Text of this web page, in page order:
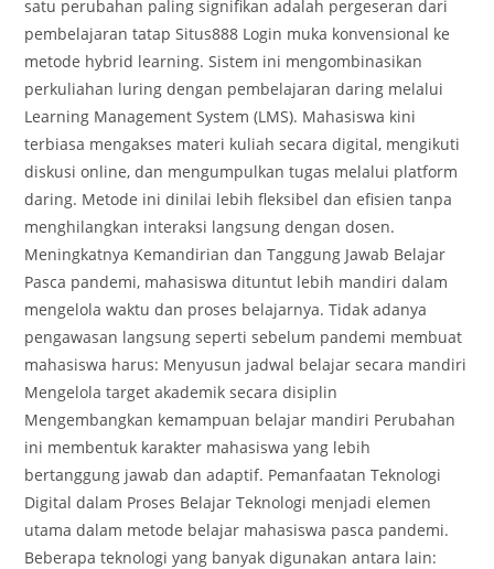
satu perubahan paling signifikan adalah pergeseran dari
pembelajaran tatap Situs888 Login muka konvensional ke
metode hybrid learning. Sistem ini mengombinasikan
perkuliahan luring dengan pembelajaran daring melalui
Learning Management System (LMS). Mahasiswa kini
terbiasa mengakses materi kuliah secara digital, mengikuti
diskusi online, dan mengumpulkan tugas melalui platform
daring. Metode ini dinilai lebih fleksibel dan efisien tanpa
menghilangkan interaksi langsung dengan dosen.
Meningkatnya Kemandirian dan Tanggung Jawab Belajar
Pasca pandemi, mahasiswa dituntut lebih mandiri dalam
mengelola waktu dan proses belajarnya. Tidak adanya
pengawasan langsung seperti sebelum pandemi membuat
mahasiswa harus: Menyusun jadwal belajar secara mandiri
Mengelola target akademik secara disiplin
Mengembangkan kemampuan belajar mandiri Perubahan
ini membentuk karakter mahasiswa yang lebih
bertanggung jawab dan adaptif. Pemanfaatan Teknologi
Digital dalam Proses Belajar Teknologi menjadi elemen
utama dalam metode belajar mahasiswa pasca pandemi.
Beberapa teknologi yang banyak digunakan antara lain: